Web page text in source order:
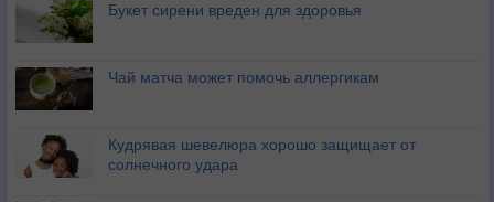
Букет сирени вреден для здоровья
Чай матча может помочь аллергикам
Кудрявая шевелюра хорошо защищает от
солнечного удара